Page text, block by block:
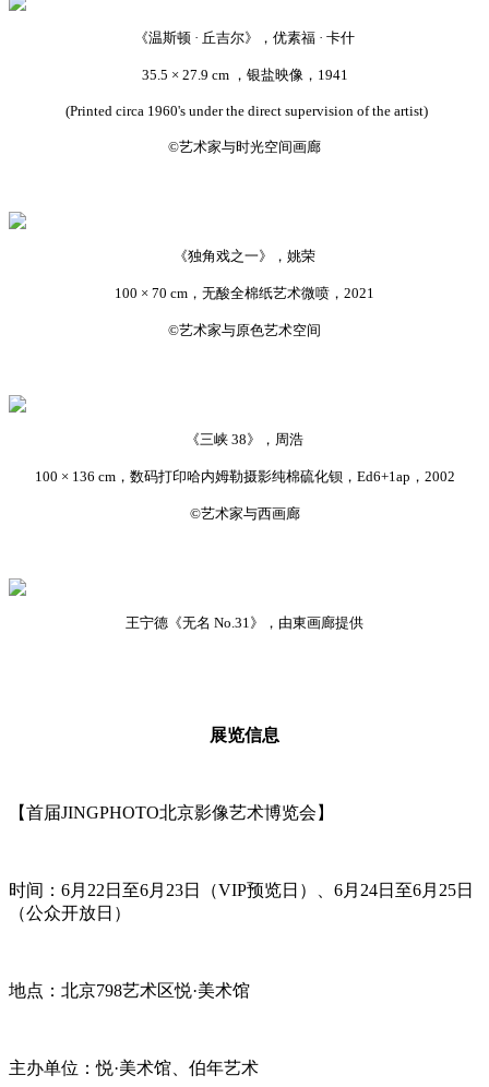
《温斯顿 · 丘吉尔》，优素福 · 卡什
35.5 × 27.9 cm ，银盐映像，1941
(Printed circa 1960's under the direct supervision of the artist)
©艺术家与时光空间画廊
《独角戏之一》，姚荣
100 × 70 cm，无酸全棉纸艺术微喷，2021
©艺术家与原色艺术空间
《三峡 38》，周浩
100 × 136 cm，数码打印哈内姆勒摄影纯棉硫化钡，Ed6+1ap，2002
©艺术家与西画廊
王宁德《无名 No.31》，由東画廊提供
展览信息
【首届JINGPHOTO北京影像艺术博览会】
时间：6月22日至6月23日（VIP预览日）、6月24日至6月25日
（公众开放日）
地点：北京798艺术区悦·美术馆
主办单位：悦·美术馆、伯年艺术